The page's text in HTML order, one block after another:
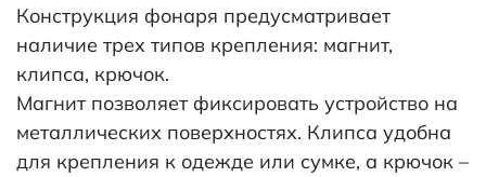
Конструкция фонаря предусматривает
наличие трех типов крепления: магнит,
клипса, крючок.
Магнит позволяет фиксировать устройство на
металлических поверхностях. Клипса удобна
для крепления к одежде или сумке, а крючок –